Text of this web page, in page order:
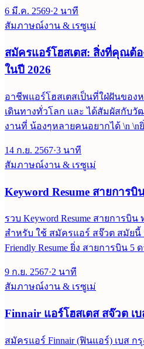
6 มี.ค. 2569·2 นาที
สัมภาษณ์งาน & เรซูเม่
สมัครแอร์โฮสเตส: สิ่งที่คุณต้อ
ในปี 2026
อาชีพแอร์โฮสเตสเป็นที่ใฝ่ฝันของ
เดินทางทั่วโลก และ ได้สัมผัสกับ
งานที่ น้องๆหลายคนอยากได้ \n \n
14 ก.ย. 2567·3 นาที
สัมภาษณ์งาน & เรซูเม่
Keyword Resume สายการ
รวบ Keyword Resume สายการบิน
สำหรับ ใช้ สมัครแอร์ สจ๊วต สมัยนี้
Friendly Resume ยิ่ง สายการบิน 5
9 ก.ย. 2567·2 นาที
สัมภาษณ์งาน & เรซูเม่
Finnair แอร์โฮสเตส สจ๊วต เบ
สมัครแอร์ Finnair (ฟินแอร์) เบส ก